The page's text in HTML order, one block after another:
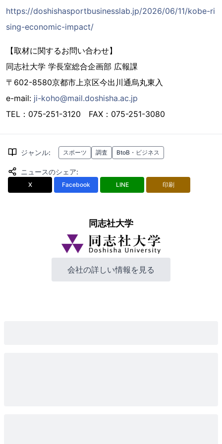
https://doshishasportbusinesslab.jp/2026/06/11/kobe-ri
sing-economic-impact/
【取材に関するお問い合わせ】
同志社大学 学長室総合企画部 広報課
〒602-8580京都市上京区今出川通烏丸東入
e-mail: ji-koho@mail.doshisha.ac.jp
TEL：075-251-3120 FAX：075-251-3080
ジャンル: スポーツ 調査 BtoB・ビジネス
ニュースのシェア:
X Facebook LINE 印刷
同志社大学
会社の詳しい情報を見る